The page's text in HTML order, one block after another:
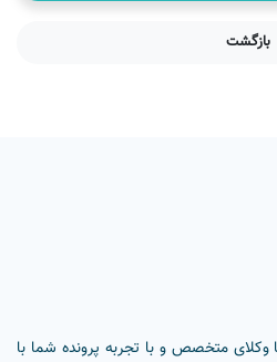
بازگشت
وکلای متخصص و با تجربه پرونده شما با